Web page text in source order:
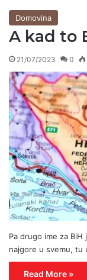
Domovina
A kad to
21/07/2023 0
Pa drugo ime za BiH
najgore u svemu, tu
Read More »